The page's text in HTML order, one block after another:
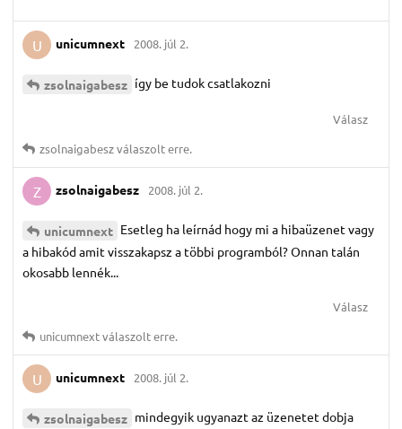
U unicumnext 2008. júl 2.
zsolnaigabesz így be tudok csatlakozni
Válasz
zsolnaigabeszválaszolt erre.
Z zsolnaigabesz 2008. júl 2.
unicumnext Esetleg ha leírnád hogy mi a hibaüzenet vagy
a hibakód amit visszakapsz a többi programból? Onnan talán
okosabb lennék...
Válasz
unicumnextválaszolt erre.
U unicumnext 2008. júl 2.
zsolnaigabesz mindegyik ugyanazt az üzenetet dobja